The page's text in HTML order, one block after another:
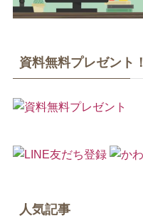
資料無料プレゼント！
人気記事